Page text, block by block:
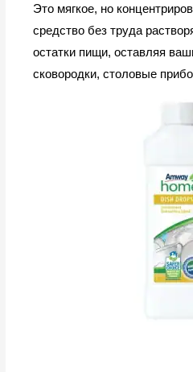
Это мягкое, но
средство без труда
остатки пищи, оставляя
сковородки, столовые